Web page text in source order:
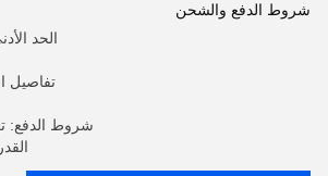
شروط الدفع والشحن
الحد
تفاصيل
شروط الدفع: